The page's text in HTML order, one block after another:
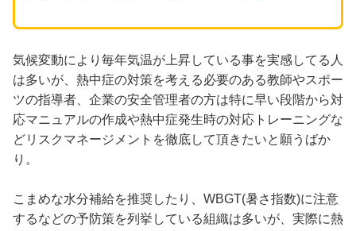
気候変動により毎年気温が上昇している事を実感してる人
は多いが、熱中症の対策を考える必要のある教師やスポー
ツの指導者、企業の安全管理者の方は特に早い段階から対
応マニュアルの作成や熱中症発生時の対応トレーニングな
どリスクマネージメントを徹底して頂きたいと願うばか
り。
こまめな水分補給を推奨したり、WBGT(暑さ指数)に注意
するなどの予防策を列挙している組織は多いが、実際に熱